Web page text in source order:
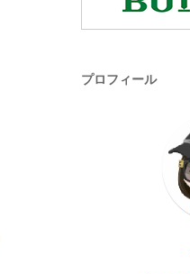
プロフィール